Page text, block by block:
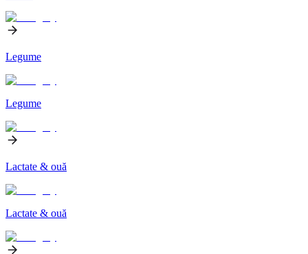
Legume
Legume
Lactate & ouă
Lactate & ouă